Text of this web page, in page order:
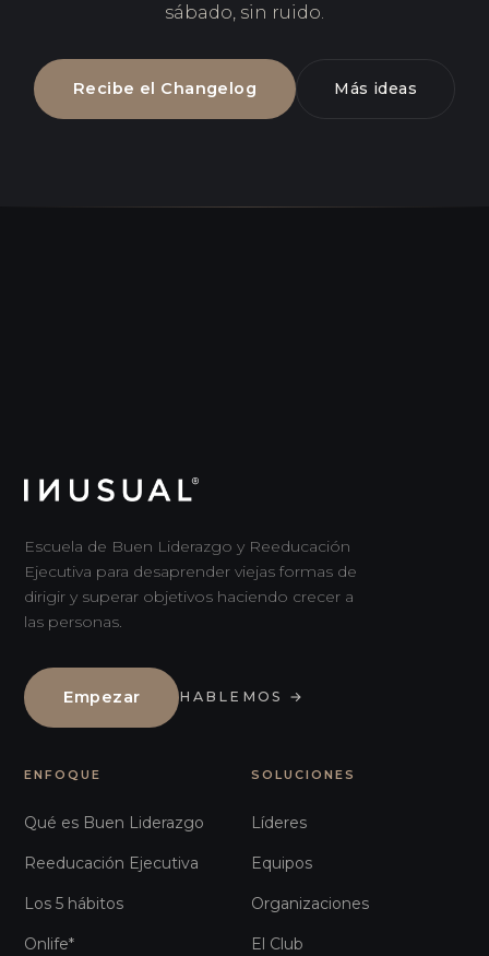
sábado, sin ruido.
Recibe el Changelog Más ideas
Escuela de Buen Liderazgo y Reeducación
Ejecutiva para desaprender viejas formas de
dirigir y superar objetivos haciendo crecer a
las personas.
Empezar HABLEMOS →
ENFOQUE
Qué es Buen Liderazgo
Reeducación Ejecutiva
Los 5 hábitos
Onlife*
SOLUCIONES
Líderes
Equipos
Organizaciones
El Club